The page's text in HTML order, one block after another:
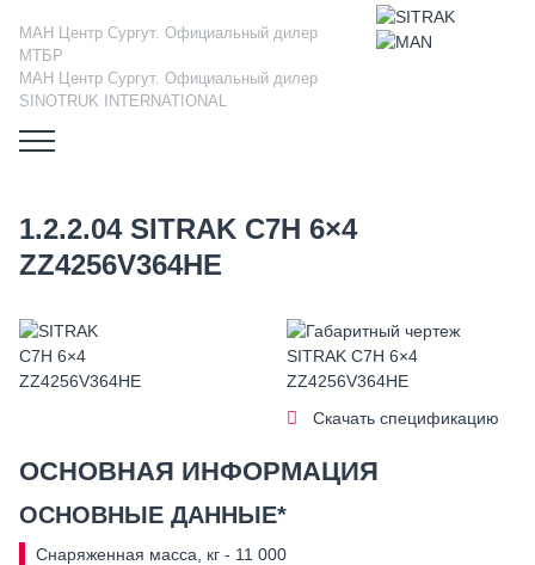
МАН Центр Сургут. Официальный дилер
МТБР
МАН Центр Сургут. Официальный дилер
SINOTRUK INTERNATIONAL
1.2.2.04 SITRAK C7H 6×4
ZZ4256V364HE
Скачать спецификацию
ОСНОВНАЯ ИНФОРМАЦИЯ
ОСНОВНЫЕ ДАННЫЕ*
Cнаряженная масса, кг - 11 000